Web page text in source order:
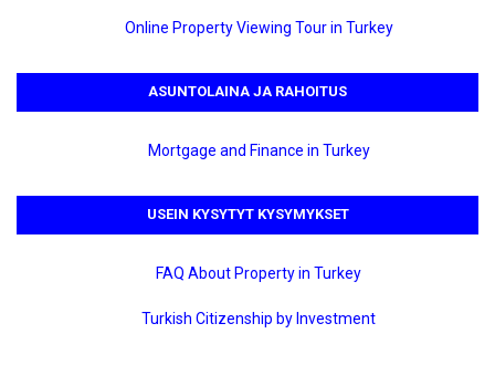
Online Property Viewing Tour in Turkey
ASUNTOLAINA JA RAHOITUS
Mortgage and Finance in Turkey
USEIN KYSYTYT KYSYMYKSET
FAQ About Property in Turkey
Turkish Citizenship by Investment